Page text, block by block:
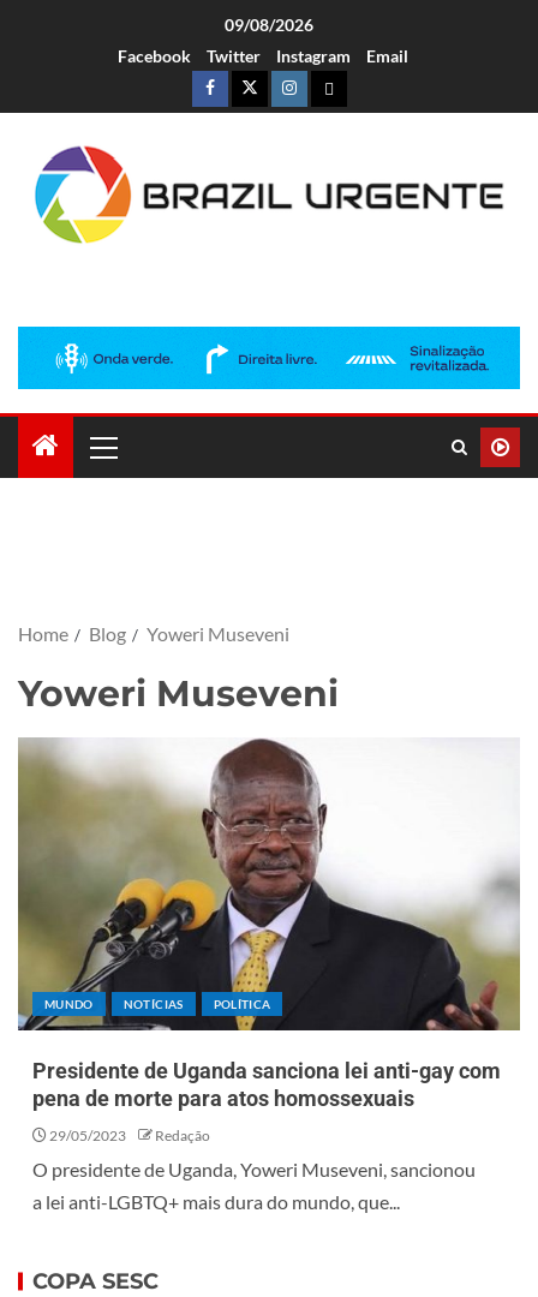
09/08/2026
Facebook
Twitter Instagram Email
Home Blog Yoweri Museveni
Yoweri Museveni
MUNDO NOTÍCIAS POLÍTICA
Presidente de Uganda sanciona lei anti-gay com
pena de morte para atos homossexuais
29/05/2023 Redação
O presidente de Uganda, Yoweri Museveni, sancionou
a lei anti-LGBTQ+ mais dura do mundo, que...
COPA SESC